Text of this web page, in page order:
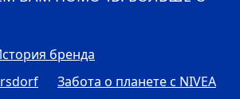
бренда
Забота о планете с NIVEA